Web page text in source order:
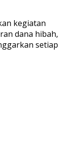
kegiatan
dana hibah,
setiap